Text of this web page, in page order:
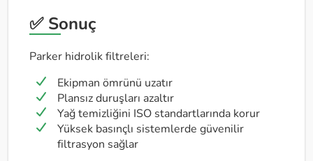
✅ Sonuç
Parker hidrolik filtreleri:
Ekipman ömrünü uzatır
Plansız duruşları azaltır
Yağ temizliğini ISO standartlarında korur
Yüksek basınçlı sistemlerde güvenilir
filtrasyon sağlar